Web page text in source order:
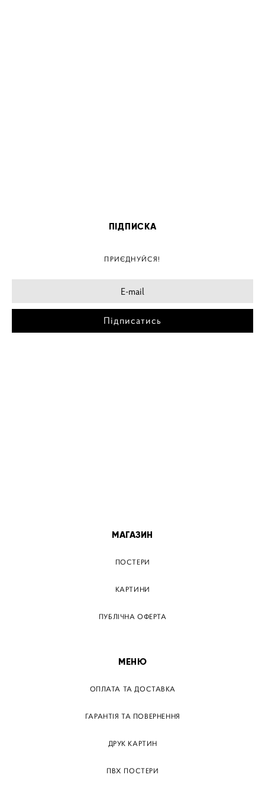
ПІДПИСКА
ПРИЄДНУЙСЯ!
Підписатись
МАГАЗИН
ПОСТЕРИ
КАРТИНИ
ПУБЛІЧНА ОФЕРТА
МЕНЮ
ОПЛАТА ТА ДОСТАВКА
ГАРАНТІЯ ТА ПОВЕРНЕННЯ
ДРУК КАРТИН
ПВХ ПОСТЕРИ